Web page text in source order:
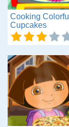
Cooking Colorful
Cupcakes